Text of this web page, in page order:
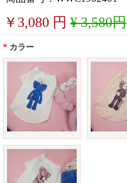
￥ 3,080 円 ¥ 3,580円
* カラー